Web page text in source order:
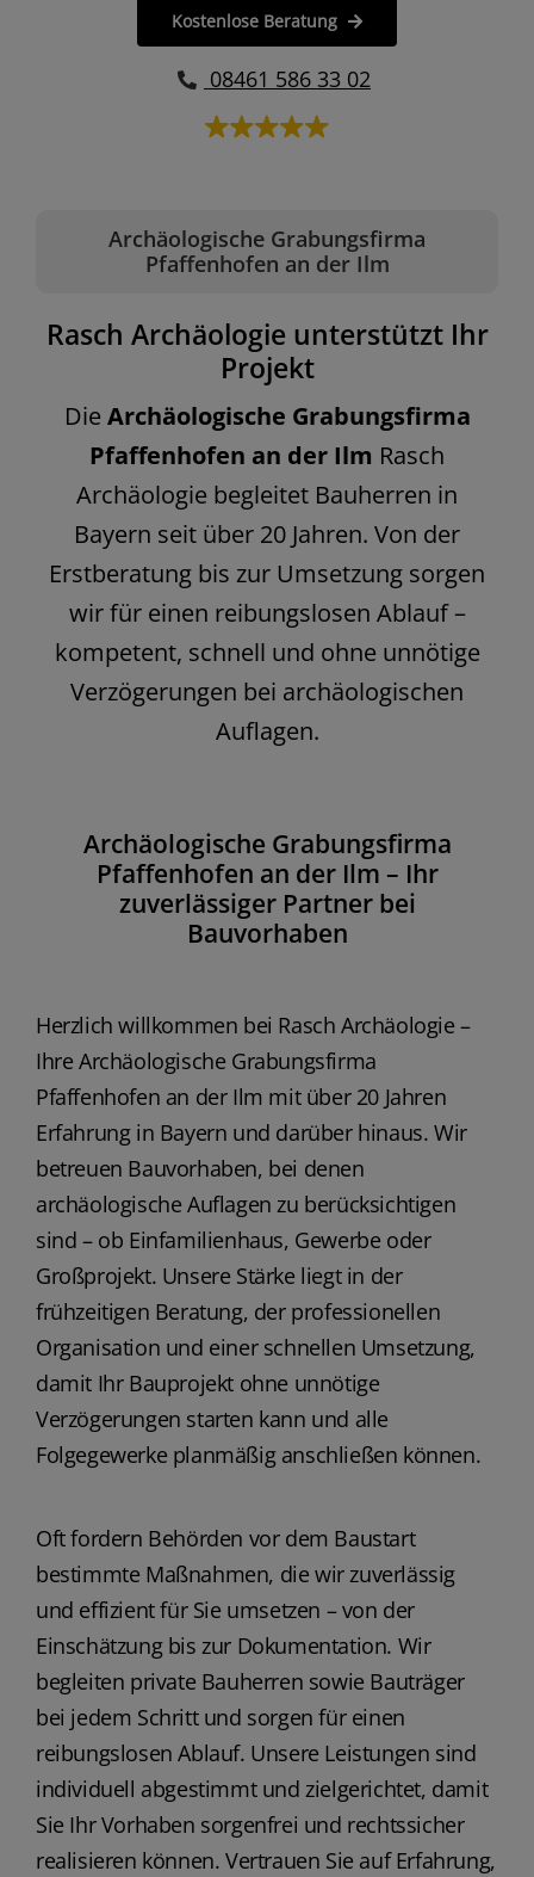
Archäologische Grabungsfirma
Pfaffenhofen an der Ilm
Rasch Archäologie unterstützt Ihr
Projekt
DieArchäologische Grabungsfirma
Pfaffenhofen an der Ilm Rasch
Archäologie begleitet Bauherren in
Bayern seit über 20 Jahren. Von der
Erstberatung bis zur Umsetzung sorgen
wir für einen reibungslosen Ablauf –
kompetent, schnell und ohne unnötige
Verzögerungen bei archäologischen
Auflagen.
Kostenlose Beratung
08461 586 33 02
Archäologische Grabungsfirma
Pfaffenhofen an der Ilm – Ihr
zuverlässiger Partner bei
Bauvorhaben
Herzlich willkommen bei Rasch Archäologie –
Ihre Archäologische Grabungsfirma
Pfaffenhofen an der Ilm mit über 20 Jahren
Erfahrung in Bayern und darüber hinaus. Wir
betreuen Bauvorhaben, bei denen
archäologische Auflagen zu berücksichtigen
sind – ob Einfamilienhaus, Gewerbe oder
Großprojekt. Unsere Stärke liegt in der
frühzeitigen Beratung, der professionellen
Organisation und einer schnellen Umsetzung,
damit Ihr Bauprojekt ohne unnötige
Verzögerungen starten kann und alle
Folgegewerke planmäßig anschließen können.
Oft fordern Behörden vor dem Baustart
bestimmte Maßnahmen, die wir zuverlässig
und effizient für Sie umsetzen – von der
Einschätzung bis zur Dokumentation. Wir
begleiten private Bauherren sowie Bauträger
bei jedem Schritt und sorgen für einen
reibungslosen Ablauf. Unsere Leistungen sind
individuell abgestimmt und zielgerichtet, damit
Sie Ihr Vorhaben sorgenfrei und rechtssicher
realisieren können. Vertrauen Sie auf Erfahrung,